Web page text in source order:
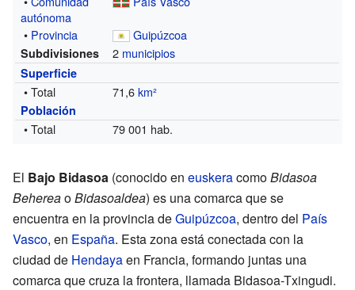
autónoma
• Provincia Guipúzcoa
Subdivisiones 2 municipios
Superficie
• Total 71,6km²
Población
• Total 79 001 hab.
El Bajo Bidasoa (conocido en euskeracomoBidasoa
BehereaoBidasoaldea) es una comarca que se
encuentra en la provincia deGuipúzcoa, dentro del País
Vasco, en España. Esta zona está conectada con la
ciudad de Hendayaen Francia, formando juntas una
comarca que cruza la frontera, llamada Bidasoa-Txingudi.